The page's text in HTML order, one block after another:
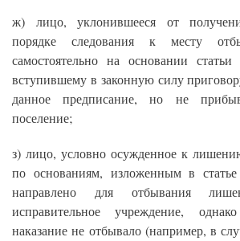
ж) лицо, уклонившееся от
порядке следования к месту
самостоятельно на основании
вступившему в законную силу
данное предписание, но не
поселение;
з) лицо, условно осужденное к
по основаниям, изложенным в
направлено для отбывания
исправительное учреждение,
наказание не отбывало (например, в